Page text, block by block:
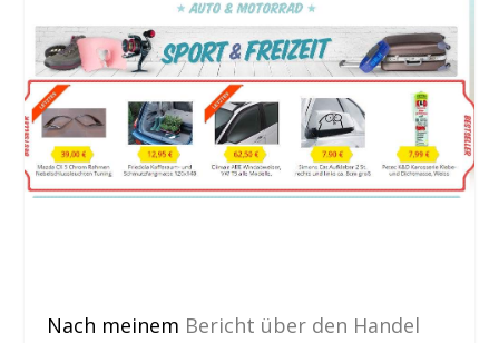
Nach meinem Bericht über den Handel